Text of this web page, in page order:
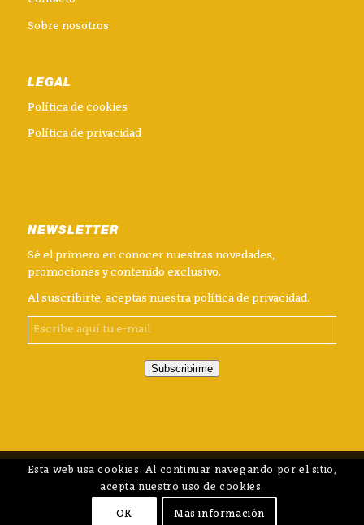
Sobre nosotros
LEGAL
Política de cookies
Política de privacidad
NEWSLETTER
Sé el primero en conocer nuestras novedades,
promociones y contenido exclusivo.
Al suscribirte, aceptas nuestra política de privacidad.
Subscribirme
Esta web usa cookies. Al continuar navegando por el sitio,
acepta nuestro uso de cookies.
OK Más información